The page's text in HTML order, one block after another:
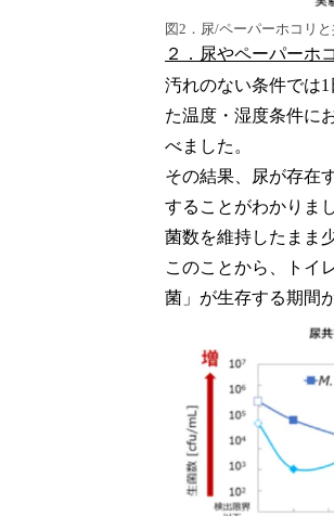
図2．尿/ペーパーホコリ
２．尿やペーパーホ
汚れのない条件では
た温度・湿度条件に
べました。
その結果、尿が存在
することがわかりま
菌数を維持したまま
このことから、トイ
菌」が生存する期間